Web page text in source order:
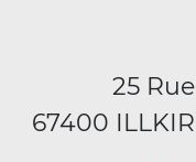
25
67400